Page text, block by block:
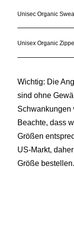
Unisec Organic
Unisex Organic
Wichtig: Die
sind ohne
Schwankungen
Beachte, dass
Größen
US-Markt,
Größe bestellen.